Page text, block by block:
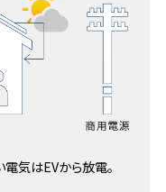
気はEVから放電。